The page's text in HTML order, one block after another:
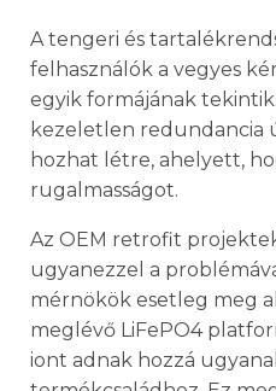
A tengeri és
felhasználók a vegyes
egyik formájának
kezeletlen redundancia
hozhat létre, ahelyett,
rugalmasságot.
Az OEM retrofit
ugyanezzel a
mérnökök esetleg meg
meglévő LiFePO4
iont adnak hozzá